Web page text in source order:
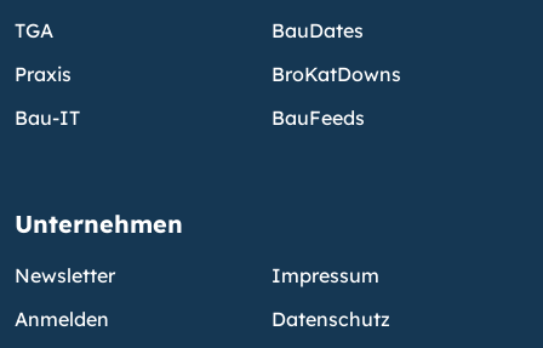
TGA
Praxis
Bau-IT
BauDates
BroKatDowns
BauFeeds
Unternehmen
Newsletter
Anmelden
Impressum
Datenschutz